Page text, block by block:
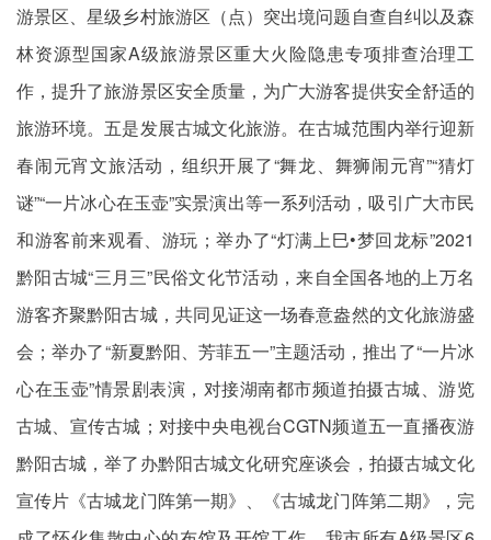
游景区、星级乡村旅游区（点）突出境问题自查自纠以及森
林资源型国家A级旅游景区重大火险隐患专项排查治理工
作，提升了旅游景区安全质量，为广大游客提供安全舒适的
旅游环境。五是发展古城文化旅游。在古城范围内举行迎新
春闹元宵文旅活动，组织开展了“舞龙、舞狮闹元宵”“猜灯
谜”“一片冰心在玉壶”实景演出等一系列活动，吸引广大市民
和游客前来观看、游玩；举办了“灯满上巳•梦回龙标”2021
黔阳古城“三月三”民俗文化节活动，来自全国各地的上万名
游客齐聚黔阳古城，共同见证这一场春意盎然的文化旅游盛
会；举办了“新夏黔阳、芳菲五一”主题活动，推出了“一片冰
心在玉壶”情景剧表演，对接湖南都市频道拍摄古城、游览
古城、宣传古城；对接中央电视台CGTN频道五一直播夜游
黔阳古城，举了办黔阳古城文化研究座谈会，拍摄古城文化
宣传片《古城龙门阵第一期》、《古城龙门阵第二期》，完